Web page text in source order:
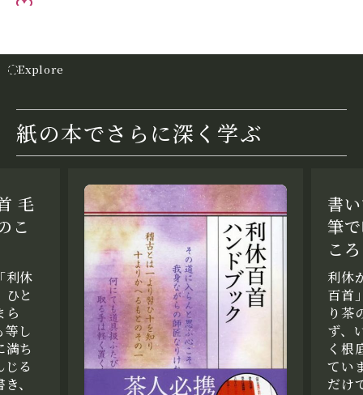
お気に入り
Explore
紙の本でさらに深く学ぶ
毛
こ
利休
と
ら
し
ち
る
、
書
筆
ころ
利休
百首
り茶
ず、
く根
てい
だけ